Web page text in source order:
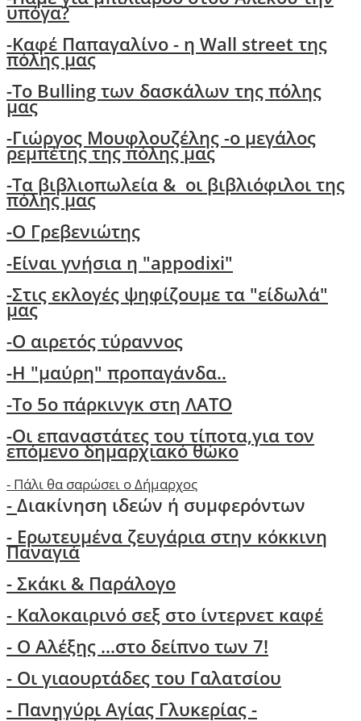
υπόγα?
-Καφέ Παπαγαλίνο - η Wall street της
πόλης μας
-Το Bulling των δασκάλων της πόλης
μας
-Γιώργος Μουφλουζέλης -ο μεγάλος
ρεμπέτης της πόλης μας
-Τα βιβλιοπωλεία & οι βιβλιόφιλοι της
πόλης μας
-O Γρεβενιώτης
-Είναι γνήσια η "appodixi"
-Στις εκλογές ψηφίζουμε τα "είδωλά"
μας
-Ο αιρετός τύραννος
-H "μαύρη" προπαγάνδα..
-Το 5ο πάρκινγκ στη ΛΑΤΟ
-Οι επαναστάτες του τίποτα,για τον
επόμενο δημαρχιακό θώκο
- Πάλι θα σαρώσει ο Δήμαρχος
-Διακίνηση ιδεών ή συμφερόντων
- Ερωτευμένα ζευγάρια στην κόκκινη
Παναγιά
- Σκάκι & Παράλογο
- Kαλοκαιρινό σεξ στο ίντερνετ καφέ
- Ο Aλέξης ...στο δείπνο των 7!
- Οι γιαουρτάδες του Γαλατσίου
- Πανηγύρι Αγίας Γλυκερίας -